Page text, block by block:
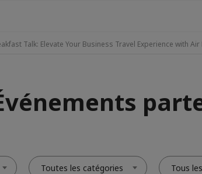
Talk: Elevate Your Business Travel Experience with Air
Toutes les catégories Tous